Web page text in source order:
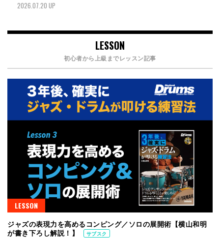
2026.07.20 UP
LESSON
初心者から上級までレッスン記事
LESSON
ジャズの表現力を高めるコンピング／ソロの展開術【横山和明
が書き下ろし解説！】
サブスク